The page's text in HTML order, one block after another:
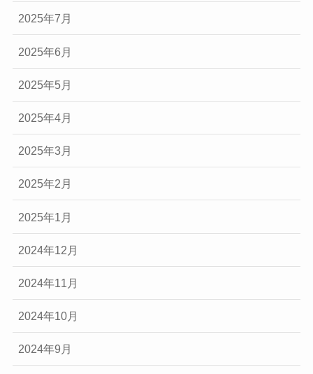
2025年7月
2025年6月
2025年5月
2025年4月
2025年3月
2025年2月
2025年1月
2024年12月
2024年11月
2024年10月
2024年9月